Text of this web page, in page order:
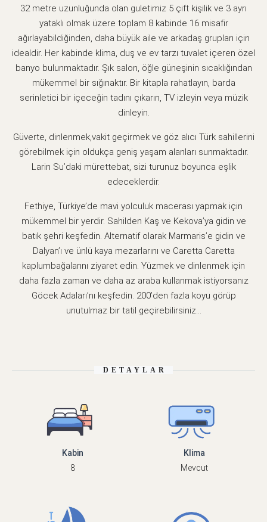
32 metre uzunluğunda olan guletimiz 5 çift kişilik ve 3 ayrı
yataklı olmak üzere toplam 8 kabinde 16 misafir
ağırlayabildiğinden, daha büyük aile ve arkadaş grupları için
idealdir. Her kabinde klima, duş ve ev tarzı tuvalet içeren özel
banyo bulunmaktadır. Şık salon, öğle güneşinin sıcaklığından
mükemmel bir sığınaktır. Bir kitapla rahatlayın, barda
serinletici bir içeceğin tadını çıkarın, TV izleyin veya müzik
dinleyin.
Güverte, dinlenmek,vakit geçirmek ve göz alıcı Türk sahillerini
görebilmek için oldukça geniş yaşam alanları sunmaktadır.
Larin Su’daki mürettebat, sizi turunuz boyunca eşlik
edeceklerdir.
Fethiye, Türkiye’de mavi yolculuk macerası yapmak için
mükemmel bir yerdir. Sahilden Kaş ve Kekova’ya gidin ve
batık şehri keşfedin. Alternatif olarak Marmaris’e gidin ve
Dalyan’ı ve ünlü kaya mezarlarını ve Caretta Caretta
kaplumbağalarını ziyaret edin. Yüzmek ve dinlenmek için
daha fazla zaman ve daha az araba kullanmak istiyorsanız
Göcek Adaları’nı keşfedin. 200’den fazla koyu görüp
unutulmaz bir tatil geçirebilirsiniz…
DETAYLAR
Kabin
8
Klima
Mevcut